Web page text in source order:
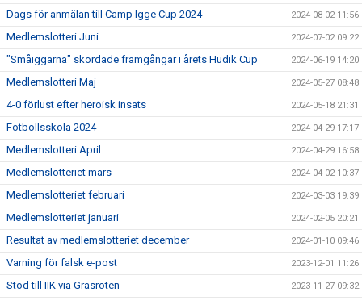
Dags för anmälan till Camp Igge Cup 2024 2024-08-02 11:56
Medlemslotteri Juni 2024-07-02 09:22
"Småiggarna" skördade framgångar i årets Hudik Cup 2024-06-19 14:20
Medlemslotteri Maj 2024-05-27 08:48
4-0 förlust efter heroisk insats 2024-05-18 21:31
Fotbollsskola 2024 2024-04-29 17:17
Medlemslotteri April 2024-04-29 16:58
Medlemslotteriet mars 2024-04-02 10:37
Medlemslotteriet februari 2024-03-03 19:39
Medlemslotteriet januari 2024-02-05 20:21
Resultat av medlemslotteriet december 2024-01-10 09:46
Varning för falsk e-post 2023-12-01 11:26
Stöd till IIK via Gräsroten 2023-11-27 09:32